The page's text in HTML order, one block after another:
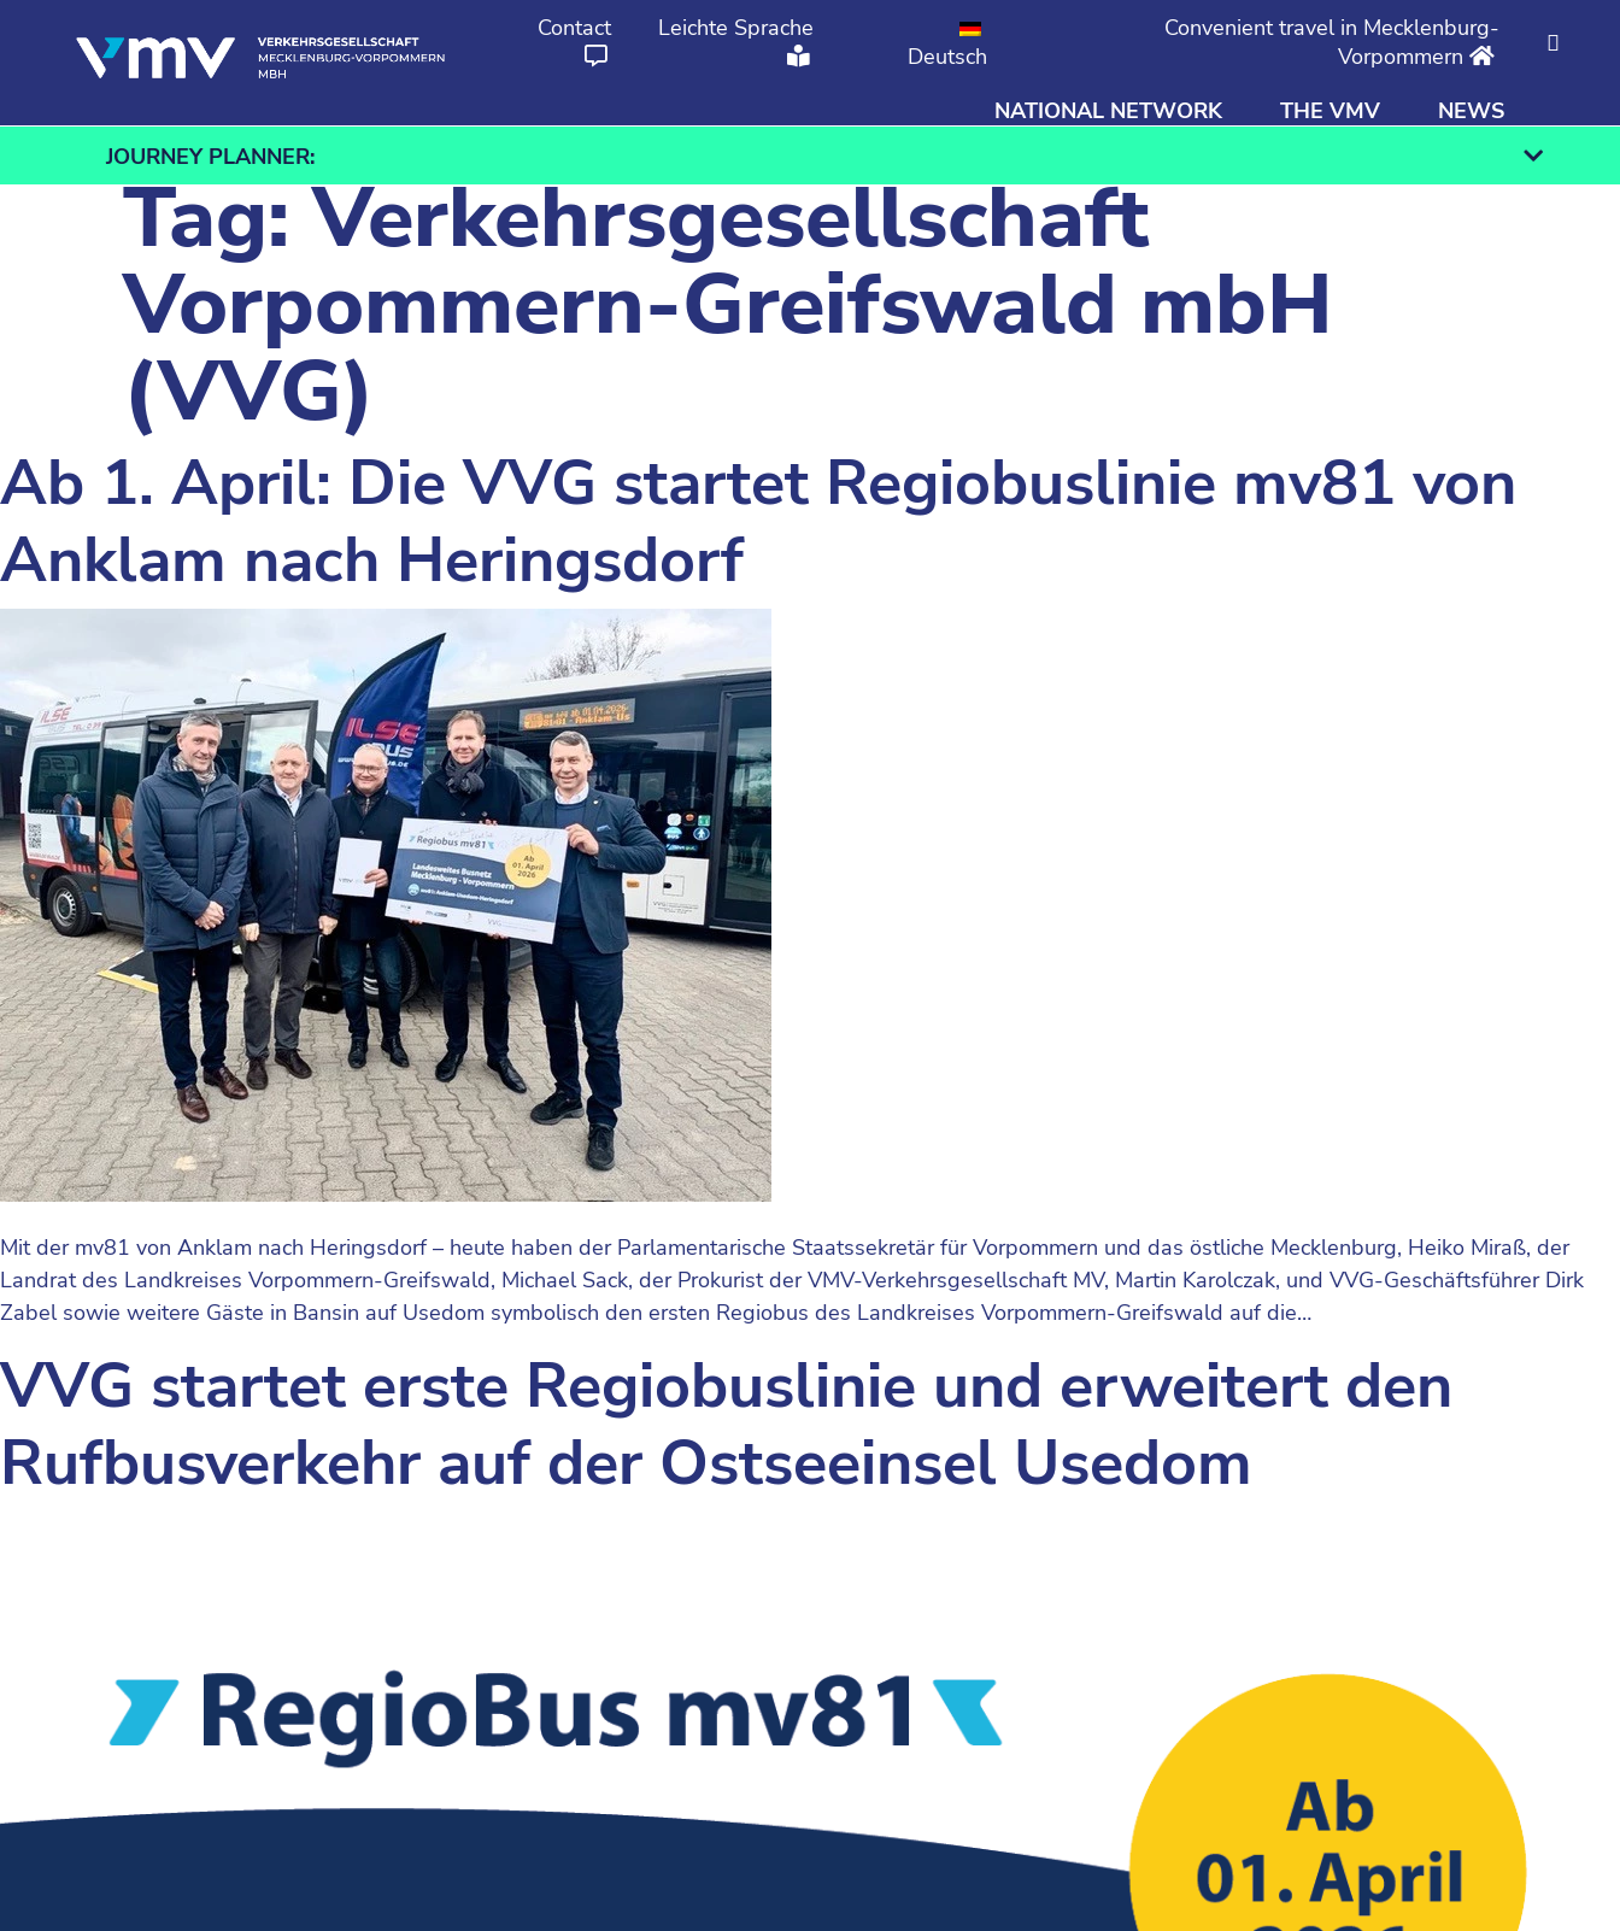
Contact
Leichte Sprache
Deutsch
Convenient travel in Mecklenburg-
Vorpommern
NATIONAL NETWORK
THE VMV
NEWS
JOURNEY PLANNER:
Tag:Verkehrsgesellschaft
Vorpommern-Greifswald mbH
(VVG)
Ab 1. April: Die VVG startet Regiobuslinie mv81 von
Anklam nach Heringsdorf
Mit der mv81 von Anklam nach Heringsdorf – heute haben der Parlamentarische Staatssekretär für Vorpommern und das östliche Mecklenburg, Heiko Miraß, der
Landrat des Landkreises Vorpommern-Greifswald, Michael Sack, der Prokurist der VMV-Verkehrsgesellschaft MV, Martin Karolczak, und VVG-Geschäftsführer Dirk
Zabel sowie weitere Gäste in Bansin auf Usedom symbolisch den ersten Regiobus des Landkreises Vorpommern-Greifswald auf die…
VVG startet erste Regiobuslinie und erweitert den
Rufbusverkehr auf der Ostseeinsel Usedom